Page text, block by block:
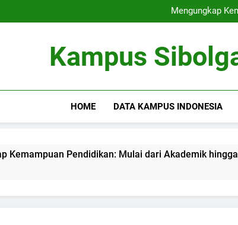
Mengungkap
Hybrid Learning:
Mengungkap
Hybrid Learning:
Kampus
HOME DATA KAMPUS INDONESIA
Pendidikan: Mulai dari Akademik hingga Karir